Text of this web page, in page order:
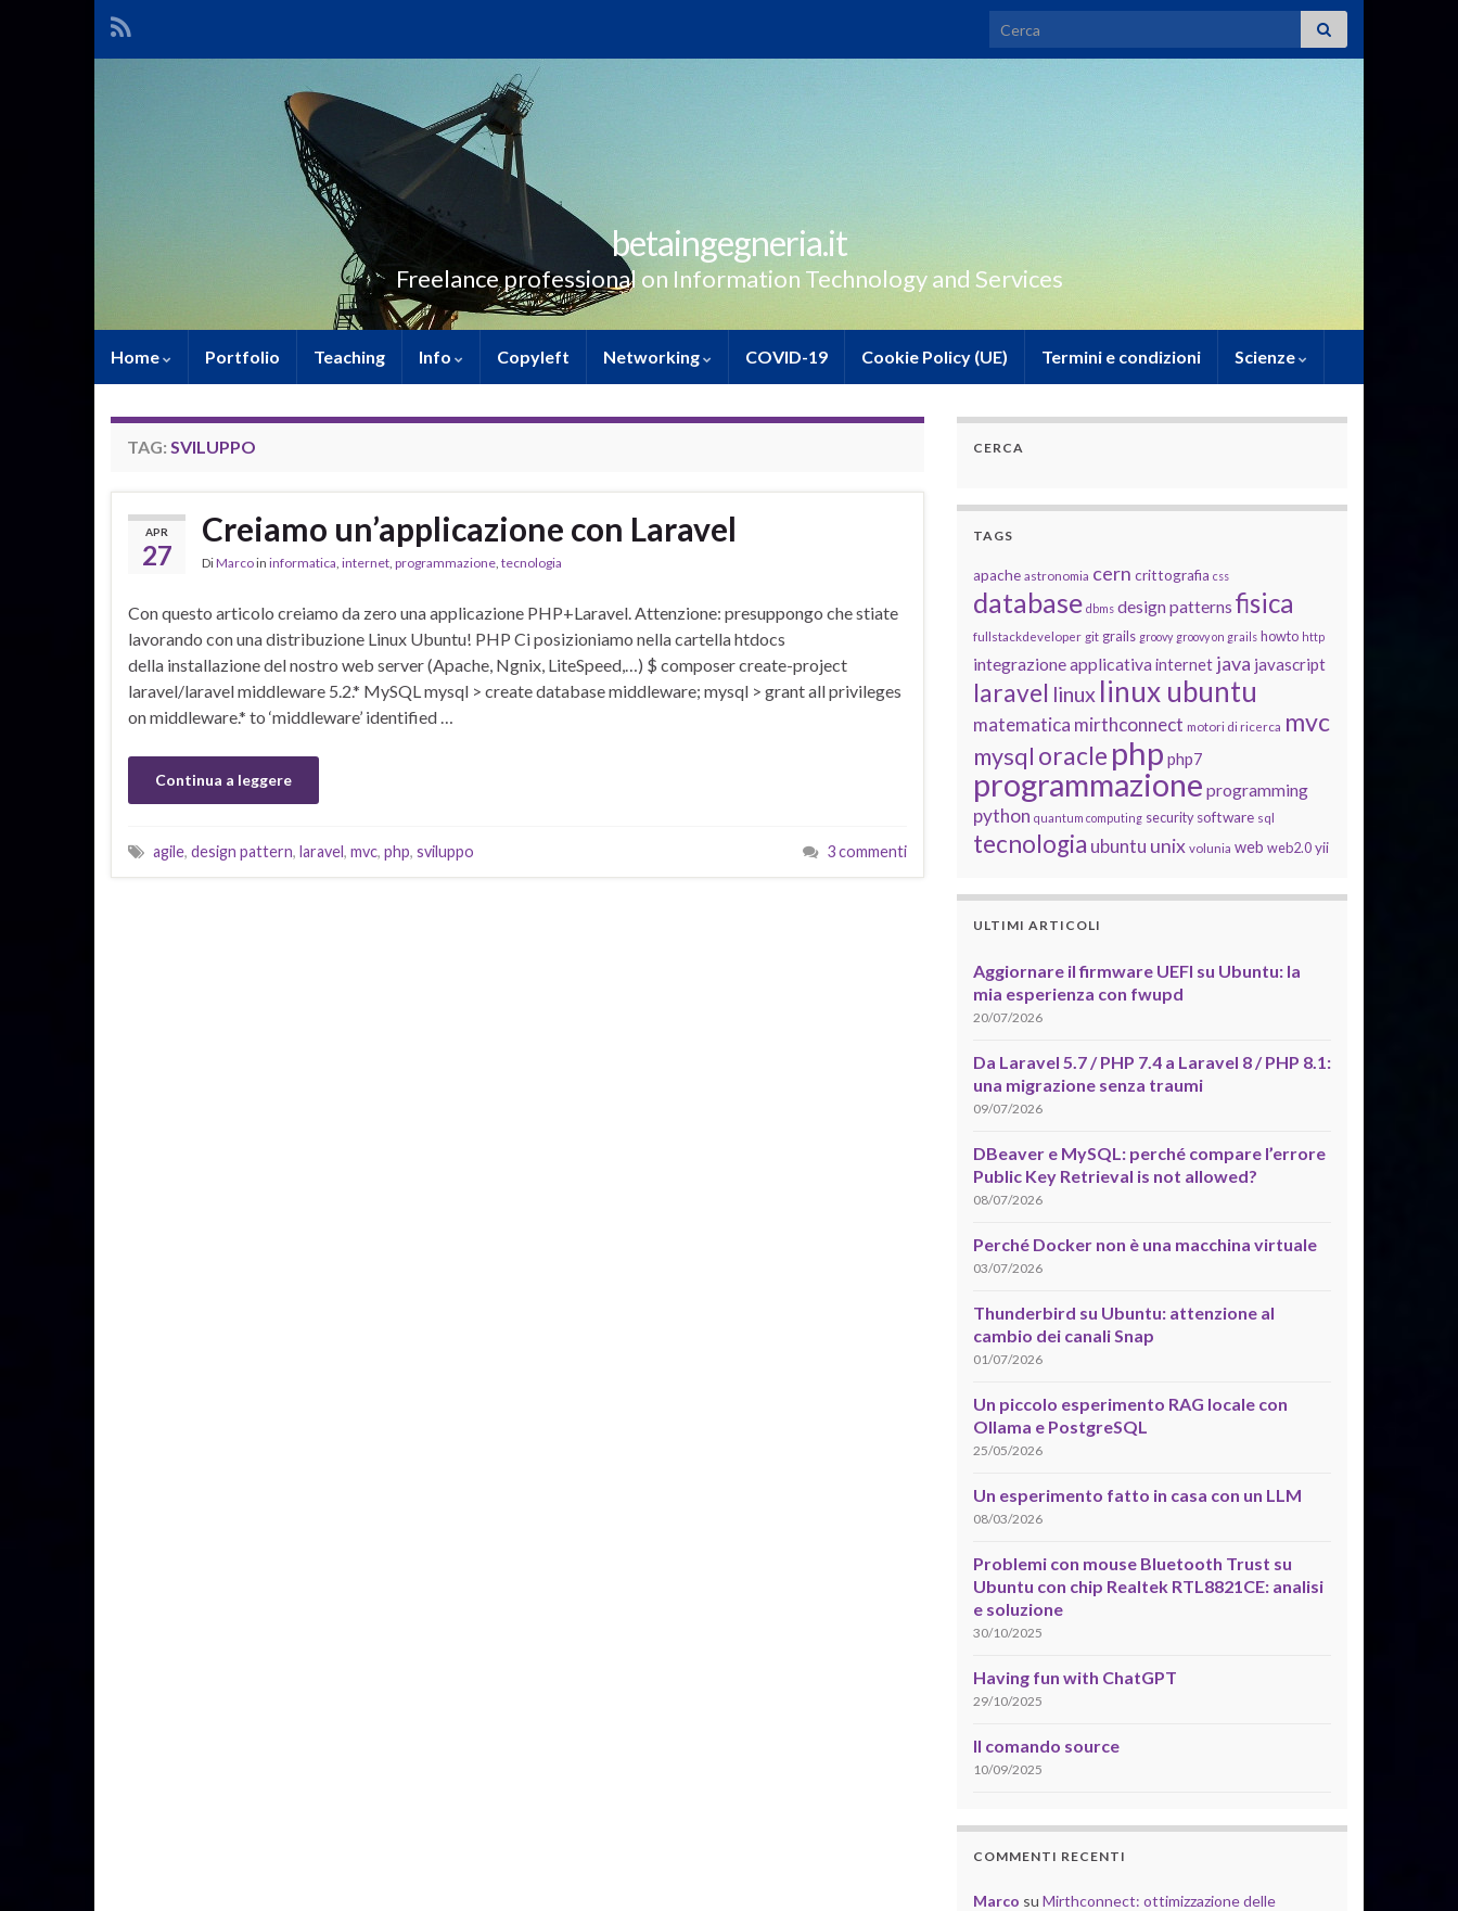
Search for:
betaingegneria.it
Freelance professional on Information Technology and Services
Home Portfolio Teaching Info Copyleft Networking COVID-19 Cookie Policy (UE) Termini e condizioni Scienze
TAG: SVILUPPO
APR
27
Creiamo un’applicazione con Laravel
DiMarcoin informatica, internet, programmazione, tecnologia
Con questo articolo creiamo da zero una applicazione PHP+Laravel. Attenzione: presuppongo che stiate
lavorando con una distribuzione Linux Ubuntu! PHP Ci posizioniamo nella cartella htdocs
della installazione del nostro web server (Apache, Ngnix, LiteSpeed,…) $ composer create-project
laravel/laravel middleware 5.2.* MySQL mysql > create database middleware; mysql > grant all privileges
on middleware.* to ‘middleware’ identified …
Continua a leggere
agile, design pattern, laravel, mvc, php, sviluppo 3 commenti
CERCA
TAGS
apache astronomia cern crittografia css
database dbms design patterns fisica
fullstackdeveloper git grails groovy groovy on grails howto http
integrazione applicativainternet java javascript
laravel linux linux ubuntu
matematica mirthconnect motori di ricerca mvc
mysql oracle php php7
programmazione programming
python quantum computing security software sql
tecnologia ubuntu unix volunia web web2.0 yii
ULTIMI ARTICOLI
Aggiornare il firmware UEFI su Ubuntu: la
mia esperienza con fwupd
20/07/2026
Da Laravel 5.7 / PHP 7.4 a Laravel 8 / PHP 8.1:
una migrazione senza traumi
09/07/2026
DBeaver e MySQL: perché compare l’errore
Public Key Retrieval is not allowed?
08/07/2026
Perché Docker non è una macchina virtuale
03/07/2026
Thunderbird su Ubuntu: attenzione al
cambio dei canali Snap
01/07/2026
Un piccolo esperimento RAG locale con
Ollama e PostgreSQL
25/05/2026
Un esperimento fatto in casa con un LLM
08/03/2026
Problemi con mouse Bluetooth Trust su
Ubuntu con chip Realtek RTL8821CE: analisi
e soluzione
30/10/2025
Having fun with ChatGPT
29/10/2025
Il comando source
10/09/2025
COMMENTI RECENTI
Marco su Mirthconnect: ottimizzazione delle